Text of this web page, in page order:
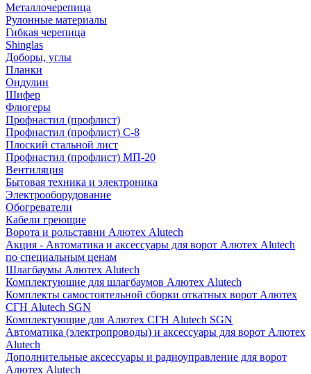
Металлочерепица
Рулонные материалы
Гибкая черепица
Shinglas
Доборы, углы
Планки
Ондулин
Шифер
Флюгеры
Профнастил (профлист)
Профнастил (профлист) С-8
Плоский стальной лист
Профнастил (профлист) МП-20
Вентиляция
Бытовая техника и электроника
Электрооборудование
Обогреватели
Кабели греющие
Ворота и рольставни Алютех Alutech
Акция - Автоматика и аксессуары для ворот Алютех Alutech
по специальным ценам
Шлагбаумы Алютех Alutech
Комплектующие для шлагбаумов Алютех Alutech
Комплекты самостоятельной сборки откатных ворот Алютех
СГН Alutech SGN
Комплектующие для Алютех СГН Alutech SGN
Автоматика (электропроводы) и аксессуары для ворот Алютех
Alutech
Дополнительные аксессуары и радиоуправление для ворот
Алютех Alutech